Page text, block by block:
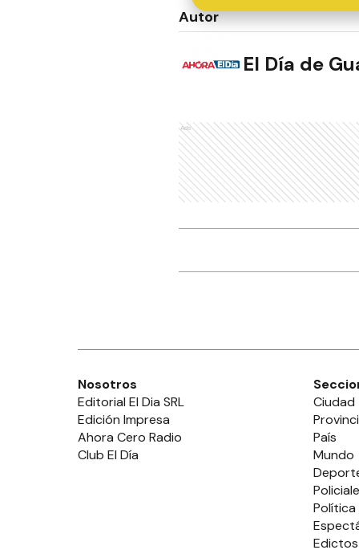
Autor
El Día de
Ads
Nosotros
Editorial El Dia SRL
Edición Impresa
Ahora Cero Radio
Club El Día
Ciudad
País
Mundo
Política
Edictos